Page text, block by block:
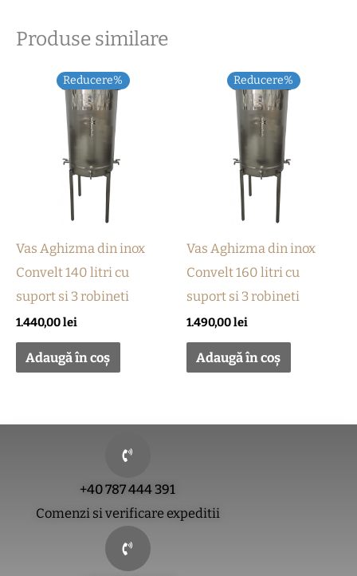
Produse similare
Reducere%
Vas Aghizma din inox
Convelt 140 litri cu
suport si 3 robineti
1.440,00lei
Adaugă în coș
Reducere%
Vas Aghizma din inox
Convelt 160 litri cu
suport si 3 robineti
1.490,00lei
Adaugă în coș
+40 787 444 391
Comenzi si verificare expeditii